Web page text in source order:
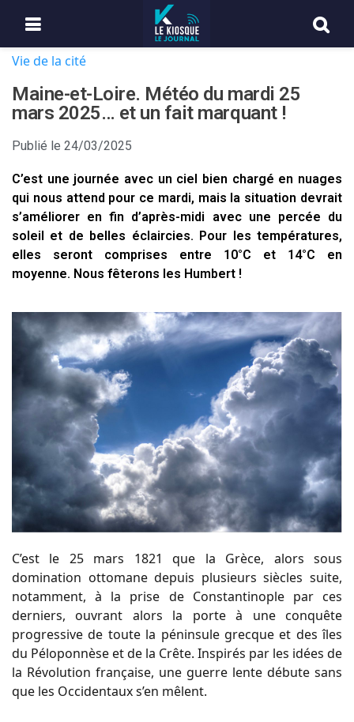
Vie de la cité
Maine-et-Loire. Météo du mardi 25
mars 2025… et un fait marquant !
Publié le 24/03/2025
C’est une journée avec un ciel bien chargé en nuages
qui nous attend pour ce mardi, mais la situation devrait
s’améliorer en fin d’après-midi avec une percée du
soleil et de belles éclaircies. Pour les températures,
elles seront comprises entre 10°C et 14°C en
moyenne. Nous fêterons les Humbert !
C’est le 25 mars 1821 que la Grèce, alors sous
domination ottomane depuis plusieurs siècles suite,
notamment, à la prise de Constantinople par ces
derniers, ouvrant alors la porte à une conquête
progressive de toute la péninsule grecque et des îles
du Péloponnèse et de la Crête. Inspirés par les idées de
la Révolution française, une guerre lente débute sans
que les Occidentaux s’en mêlent.